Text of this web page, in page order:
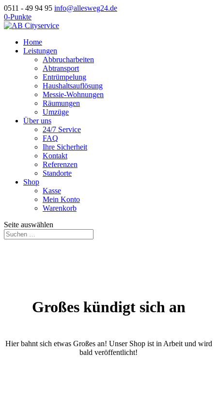
0511 - 49 94 95 info@allesweg24.de
0-Punkte
Home
Leistungen
Abbrucharbeiten
Abtransport
Entrümpelung
Haushaltsauflösung
Messie-Wohnungen
Räumungen
Umzüge
Über uns
24/7 Service
FAQ
Ihre Sicherheit
Kontakt
Referenzen
Standorte
Shop
Kasse
Mein Konto
Warenkorb
Seite auswählen
Großes kündigt sich an
Hier bahnt sich etwas Großes an! Unser Shop ist in Arbeit und wird
bald veröffentlicht!